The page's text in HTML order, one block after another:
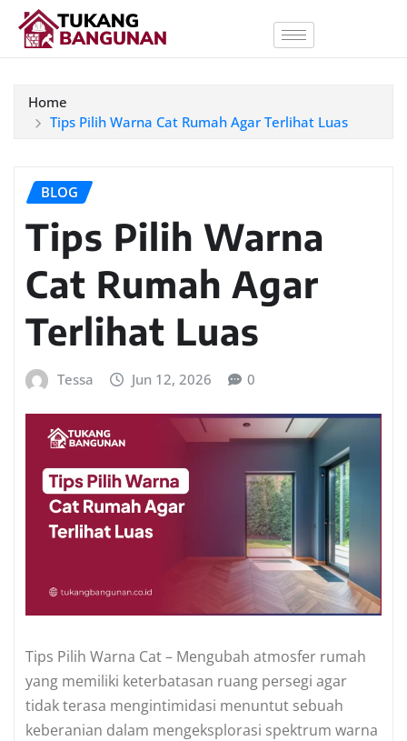
Home
Tips Pilih Warna Cat Rumah Agar Terlihat Luas
BLOG
Tips Pilih Warna
Cat Rumah Agar
Terlihat Luas
Tessa Jun 12, 2026 0
Tips Pilih Warna Cat – Mengubah atmosfer rumah
yang memiliki keterbatasan ruang persegi agar
tidak terasa mengintimidasi menuntut sebuah
keberanian dalam mengeksplorasi spektrum warna